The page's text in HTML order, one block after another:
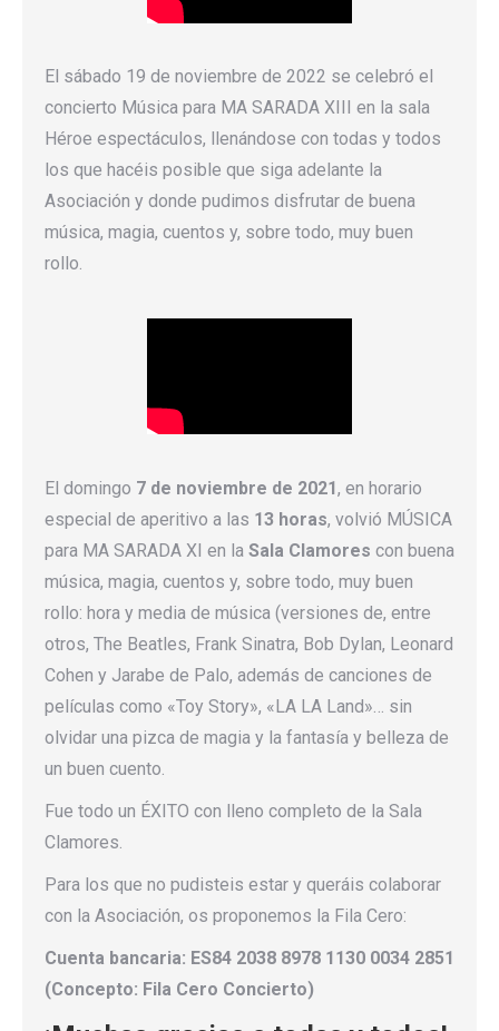
El sábado 19 de noviembre de 2022 se celebró el
concierto Música para MA SARADA XIII en la sala
Héroe espectáculos, llenándose con todas y todos
los que hacéis posible que siga adelante la
Asociación y donde pudimos disfrutar de buena
música, magia, cuentos y, sobre todo, muy buen
rollo.
El domingo 7 de noviembre de 2021, en horario
especial de aperitivo a las 13 horas, volvió MÚSICA
para MA SARADA XI en la Sala Clamores con buena
música, magia, cuentos y, sobre todo, muy buen
rollo: hora y media de música (versiones de, entre
otros, The Beatles, Frank Sinatra, Bob Dylan, Leonard
Cohen y Jarabe de Palo, además de canciones de
películas como «Toy Story», «LA LA Land»… sin
olvidar una pizca de magia y la fantasía y belleza de
un buen cuento.
Fue todo un ÉXITO con lleno completo de la Sala
Clamores.
Para los que no pudisteis estar y queráis colaborar
con la Asociación, os proponemos la Fila Cero:
Cuenta bancaria: ES84 2038 8978 1130 0034 2851
(Concepto: Fila Cero Concierto)